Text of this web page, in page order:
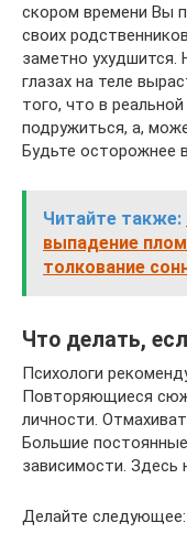
скором времени Вы
своих
заметно
глазах на теле
того, что в
подружиться, а,
Будьте осторожнее
Читайте также:
выпадение
толкование
Что делать,
Психологи
Повторяющиеся
личности.
Большие
зависимости. Здесь
Делайте следующее: